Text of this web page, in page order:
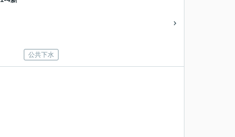
公共下水